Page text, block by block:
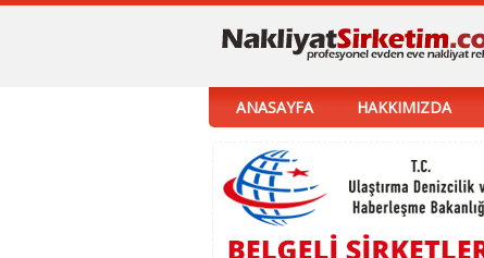
ANASAYFA HAKKIMIZDA